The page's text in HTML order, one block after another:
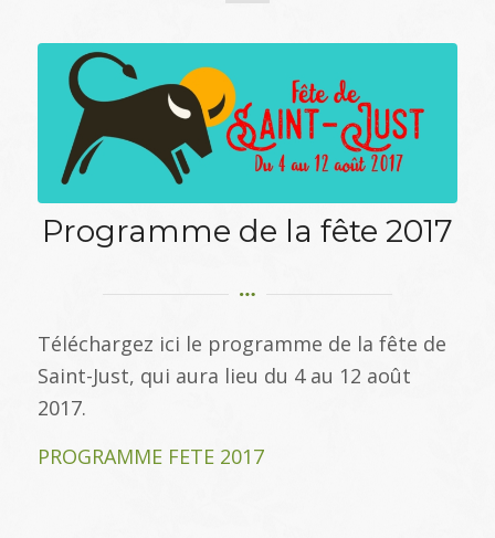
Programme de la fête 2017
Téléchargez ici le programme de la fête de
Saint-Just, qui aura lieu du 4 au 12 août
2017.
PROGRAMME FETE 2017